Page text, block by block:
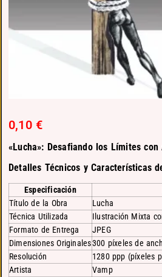
0,10 €
«Lucha»: Desafiando los Límites
Detalles Técnicos y Características
Especificación
Título de la Obra
Lucha
Técnica Utilizada
Ilustración Mixta
Formato de Entrega
JPEG
Dimensiones Originales300 píxeles de
Resolución
1280 ppp (píxeles
Artista
Vamp